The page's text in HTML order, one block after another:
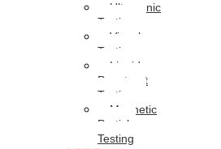
Ultrasonic
Testing
Visual
Testing
Liquid
Penetrant
Testing
Magnetic
Particle
Testing